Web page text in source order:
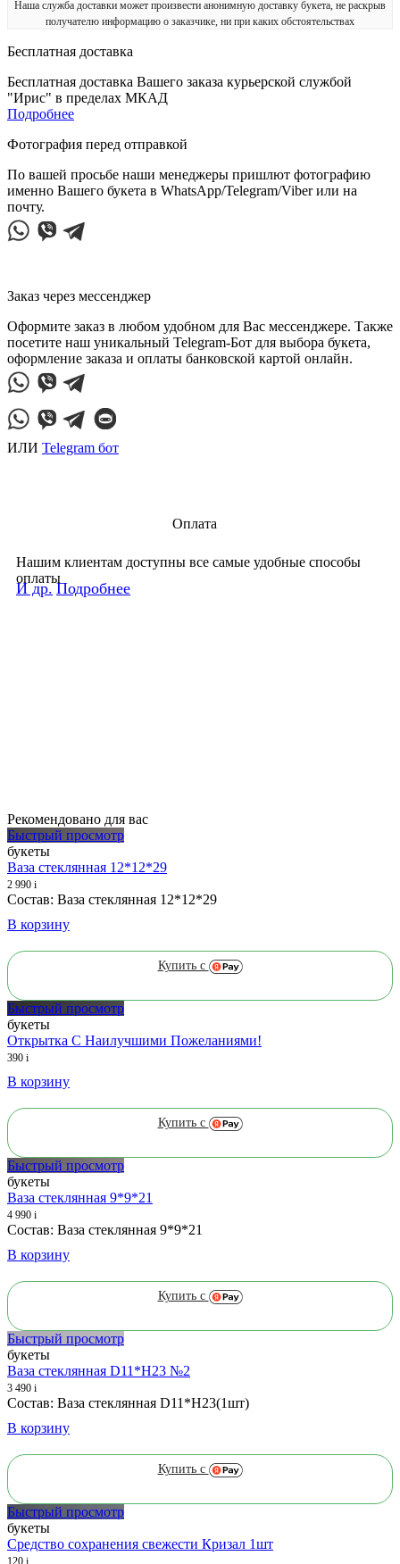
Наша служба доставки может произвести анонимную доставку букета, не раскрыв
получателю информацию о заказчике, ни при каких обстоятельствах
Бесплатная доставка
Бесплатная доставка Вашего заказа курьерской службой
"Ирис" в пределах МКАД
Подробнее
Фотография перед отправкой
По вашей просьбе наши менеджеры пришлют фотографию
именно Вашего букета в WhatsApp/Telegram/Viber или на
почту.
Заказ через мессенджер
Оформите заказ в любом удобном для Вас мессенджере. Также
посетите наш уникальный Telegram-Бот для выбора букета,
оформление заказа и оплаты банковской картой онлайн.
ИЛИ Telegram бот
Оплата
Нашим клиентам доступны все самые удобные способы
оплаты
И др. Подробнее
Рекомендовано для вас
Быстрый просмотр
букеты
Ваза стеклянная 12*12*29
2 990 i
Состав: Ваза стеклянная 12*12*29
В корзину
Купить с
Быстрый просмотр
букеты
Открытка С Наилучшими Пожеланиями!
390 i
В корзину
Купить с
Быстрый просмотр
букеты
Ваза стеклянная 9*9*21
4 990 i
Состав: Ваза стеклянная 9*9*21
В корзину
Купить с
Быстрый просмотр
букеты
Ваза стеклянная D11*H23 №2
3 490 i
Состав: Ваза стеклянная D11*H23(1шт)
В корзину
Купить с
Быстрый просмотр
букеты
Средство сохранения свежести Кризал 1шт
120 i